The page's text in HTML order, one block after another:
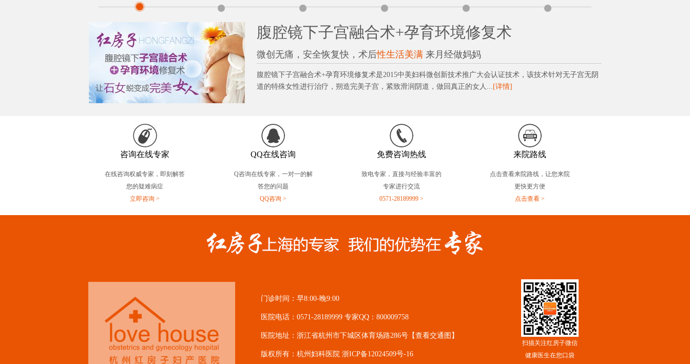
腹腔镜下子宫融合术+孕育环境修复术
微创无痛，安全恢复快，术后性生活美满 来月经做妈妈
腹腔镜下子宫融合术+孕育环境修复术是2015中美妇科微创新技术推广大会认证技术，该技术针对无子宫无阴
道的特殊女性进行治疗，朔造完美子宫，紧致滑润阴道，做回真正的女人... [详情]
咨询在线专家
在线咨询权威专家，即刻解答
您的疑难病症
立即咨询 >
QQ在线咨询
Q咨询在线专家，一对一的解
答您的问题
QQ咨询 >
免费咨询热线
致电专家，直接与经验丰富的
专家进行交流
0571-28189999 >
来院路线
点击查看来院路线，让您来院
更快更方便
点击查看 >
门诊时间：早8:00-晚9:00
医院电话：0571-28189999 专家QQ：800009758
医院地址：浙江省杭州市下城区体育场路286号 【查看交通图】
版权所有：杭州妇科医院 浙ICP备12024509号-16
扫描关注红房子微信
健康医生在您口袋